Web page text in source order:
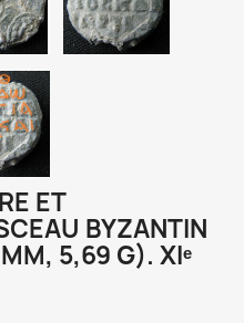
ET
BYZANTIN
5,69 G). XIᵉ